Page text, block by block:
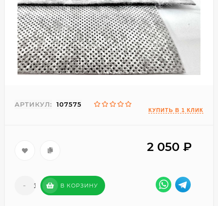
АРТИКУЛ: 107575
2 050 ₽
- + В КОРЗИНУ